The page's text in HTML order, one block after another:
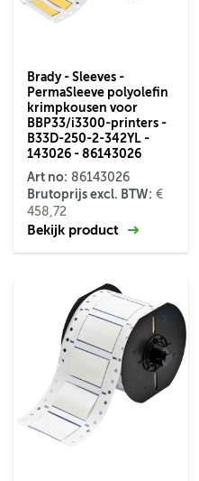
Brady - Sleeves -
PermaSleeve polyolefin
krimpkousen voor
BBP33/i3300-printers -
B33D-250-2-342YL -
143026 - 86143026
Art no: 86143026
Brutoprijs excl. BTW: €
458,72
Bekijk product